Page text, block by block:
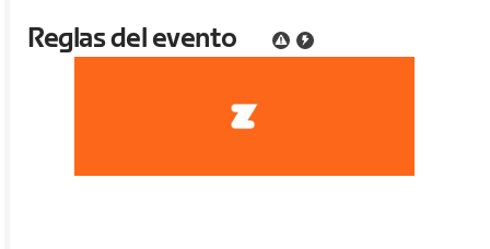
Reglas del evento